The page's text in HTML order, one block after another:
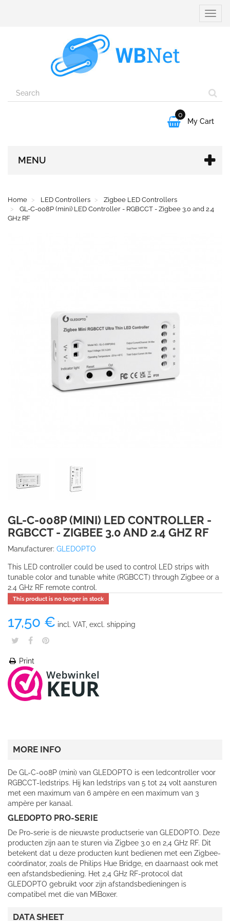
Toggle

0
My Cart
MENU
Home LED Controllers
Zigbee LED Controllers
GL-C-008P (mini) LED Controller - RGBCCT - Zigbee 3.0 and 2.4
GHz RF
GL-C-008P (MINI) LED CONTROLLER -
RGBCCT - ZIGBEE 3.0 AND 2.4 GHZ RF
Manufacturer: GLEDOPTO
This LED controller could be used to control LED strips with
tunable color and tunable white (RGBCCT) through Zigbee or a
2.4 GHz RF remote control.
This product is no longer in stock
17,50 € incl. VAT, excl. shipping
Print
MORE INFO
De GL-C-008P (mini) van GLEDOPTO is een ledcontroller voor
RGBCCT-ledstrips. Hij kan ledstrips van 5 tot 24 volt aansturen
met een maximum van 6 ampère en een maximum van 3
ampère per kanaal.
GLEDOPTO PRO-SERIE
De Pro-serie is de nieuwste productserie van GLEDOPTO. Deze
producten zijn aan te sturen via Zigbee 3.0 en 2,4 GHz RF. Dit
betekent dat u deze producten kunt bedienen met een Zigbee-
coördinator, zoals de Philips Hue Bridge, en daarnaast ook met
een afstandsbediening. Het 2,4 GHz RF-protocol dat
GLEDOPTO gebruikt voor zijn afstandsbedieningen is
compatibel met die van MiBoxer.
DATA SHEET